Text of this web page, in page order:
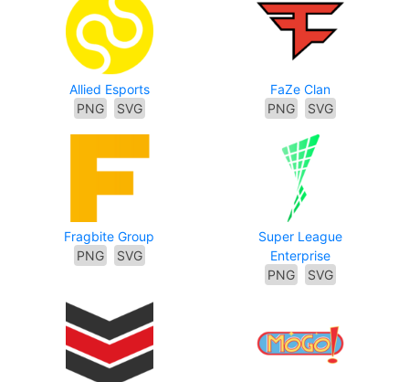
Allied Esports
PNG
SVG
FaZe Clan
PNG
SVG
Fragbite Group
PNG
SVG
Super League
Enterprise
PNG
SVG